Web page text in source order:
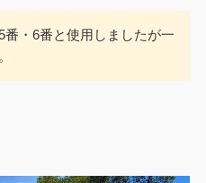
・6番と使用しましたが一